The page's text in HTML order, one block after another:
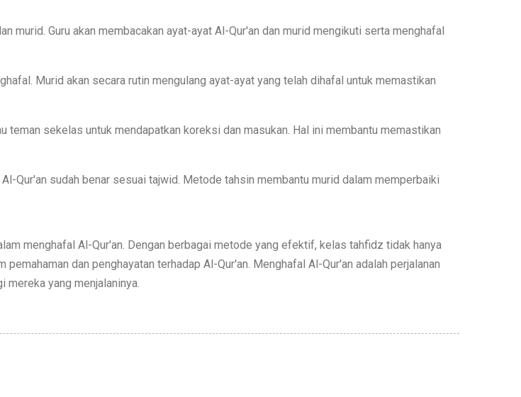
murid. Guru akan membacakan ayat-ayat Al-Qur'an dan murid mengikuti serta menghafal
Murid akan secara rutin mengulang ayat-ayat yang telah dihafal untuk memastikan
teman sekelas untuk mendapatkan koreksi dan masukan. Hal ini membantu memastikan
Qur'an sudah benar sesuai tajwid. Metode tahsin membantu murid dalam memperbaiki
menghafal Al-Qur'an. Dengan berbagai metode yang efektif, kelas tahfidz tidak hanya
dan penghayatan terhadap Al-Qur'an. Menghafal Al-Qur'an adalah perjalanan
mereka yang menjalaninya.